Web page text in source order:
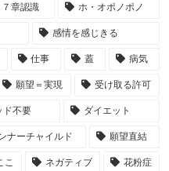
７章認識 ホ・オポノポノ
感情を感じきる
仕事 蓋 病気
願望＝実現 受け取る許可
ド不要 ダイエット
ナーチャイルド 願望直結
こ ネガティブ 花粉症